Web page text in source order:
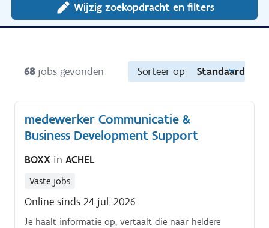
Wijzig zoekopdracht en filters
68 jobs gevonden Sorteer op Standaard
medewerker Communicatie &
Business Development Support
BOXX in ACHEL
Vaste jobs
Online sinds 24 jul. 2026
Je haalt informatie op, vertaalt die naar heldere